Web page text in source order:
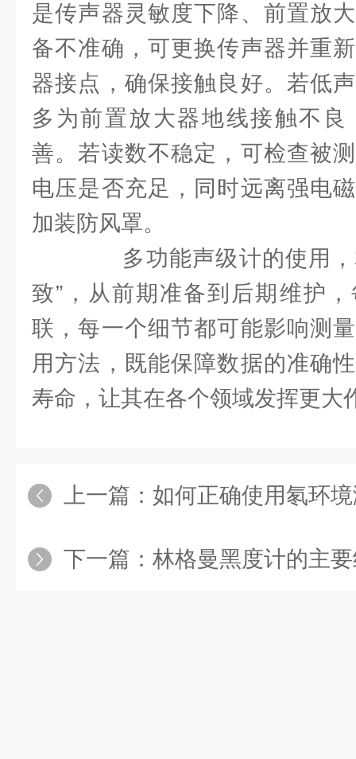
是传声器灵敏度下降、前置放
备不准确，可更换传声器并重
器接点，确保接触良好。若低
多为前置放大器地线接触不
善。若读数不稳定，可检查被
电压是否充足，同时远离强电
加装防风罩。
多功能声级计的使用，
致”，从前期准备到后期维护
联，每一个细节都可能影响测
用方法，既能保障数据的准确
寿命，让其在各个领域发挥更大
上一篇： 如何正确使用氡环
下一篇： 林格曼黑度计的主